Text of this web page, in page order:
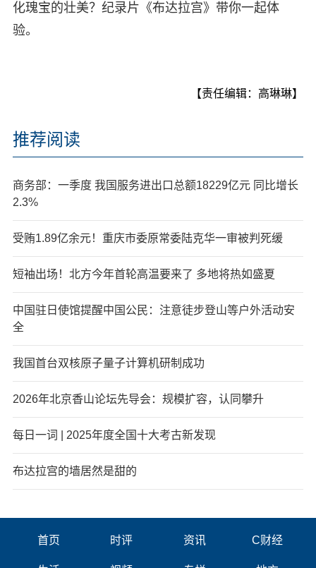
化瑰宝的壮美？纪录片《布达拉宫》带你一起体
验。
【责任编辑：高琳琳】
推荐阅读
商务部：一季度 我国服务进出口总额18229亿元 同比增长
2.3%
受贿1.89亿余元！重庆市委原常委陆克华一审被判死缓
短袖出场！北方今年首轮高温要来了 多地将热如盛夏
中国驻日使馆提醒中国公民：注意徒步登山等户外活动安
全
我国首台双核原子量子计算机研制成功
2026年北京香山论坛先导会：规模扩容，认同攀升
每日一词 | 2025年度全国十大考古新发现
布达拉宫的墙居然是甜的
首页 时评 资讯 C财经